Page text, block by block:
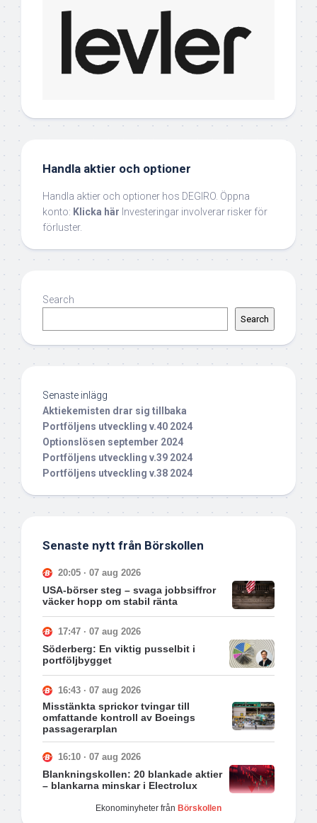
Handla aktier och optioner
Handla aktier och optioner hos DEGIRO. Öppna
konto: Klicka här Investeringar involverar risker för
förluster.
Search
Search
Senaste inlägg
Aktiekemisten drar sig tillbaka
Portföljens utveckling v.40 2024
Optionslösen september 2024
Portföljens utveckling v.39 2024
Portföljens utveckling v.38 2024
Senaste nytt från Börskollen
20:05 · 07 aug 2026
USA-börser steg – svaga jobbsiffror
väcker hopp om stabil ränta
17:47 · 07 aug 2026
Söderberg: En viktig pusselbit i
portföljbygget
16:43 · 07 aug 2026
Misstänkta sprickor tvingar till
omfattande kontroll av Boeings
passagerarplan
16:10 · 07 aug 2026
Blankningskollen: 20 blankade aktier
– blankarna minskar i Electrolux
Ekonominyheter från Börskollen